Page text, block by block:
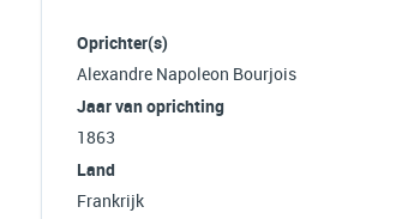
Oprichter(s)
Alexandre Napoleon Bourjois
Jaar van oprichting
1863
Land
Frankrijk